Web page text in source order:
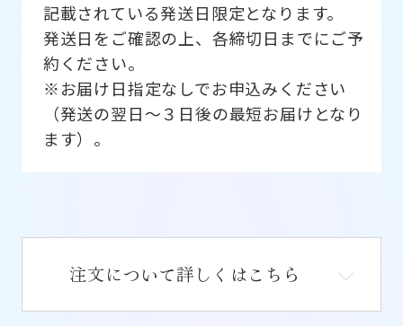
記載されている発送日限定となります。
発送日をご確認の上、各締切日までにご予
約ください。
※お届け日指定なしでお申込みください
（発送の翌日～３日後の最短お届けとなり
ます）。
注文について詳しくはこちら